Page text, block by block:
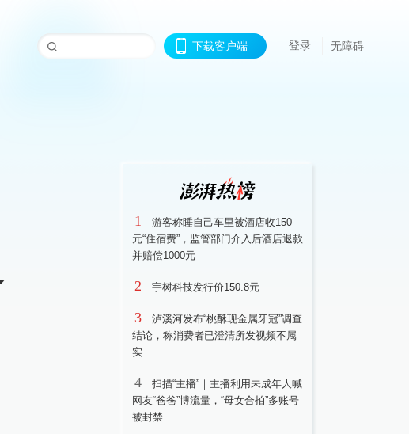
下载客户端 登录 无障碍
1
游客称睡自己车里被酒店收150
元“住宿费”，监管部门介入后酒店退款
并赔偿1000元
2 宇树科技发行价150.8元
3
泸溪河发布“桃酥现金属牙冠”调查
结论，称消费者已澄清所发视频不属
实
4
扫描“主播”｜主播利用未成年人喊
网友“爸爸”博流量，“母女合拍”多账号
被封禁